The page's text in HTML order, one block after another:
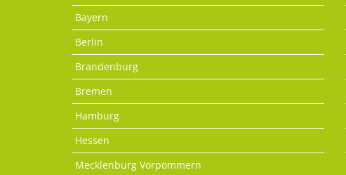
Bayern
Berlin
Brandenburg
Bremen
Hamburg
Hessen
Mecklenburg Vorpommern